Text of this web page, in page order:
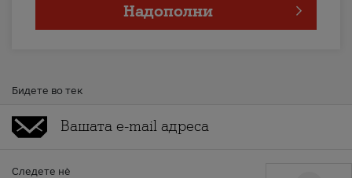
Надополни
Бидете во тек
Следете нè